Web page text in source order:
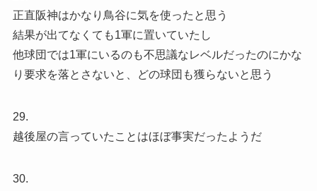
正直阪神はかなり鳥谷に気を使ったと思う
結果が出てなくても1軍に置いていたし
他球団では1軍にいるのも不思議なレベルだったのにかな
り要求を落とさないと、どの球団も獲らないと思う
29.
越後屋の言っていたことはほぼ事実だったようだ
30.